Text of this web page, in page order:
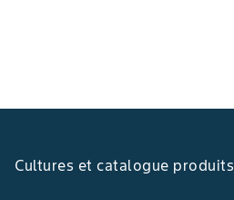
Cultures et catalogue produits